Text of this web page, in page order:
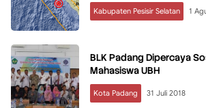
Kabupaten Pesisir Selatan 1
BLK Padang Dipercaya
Mahasiswa UBH
Kota Padang 31 Juli 2018